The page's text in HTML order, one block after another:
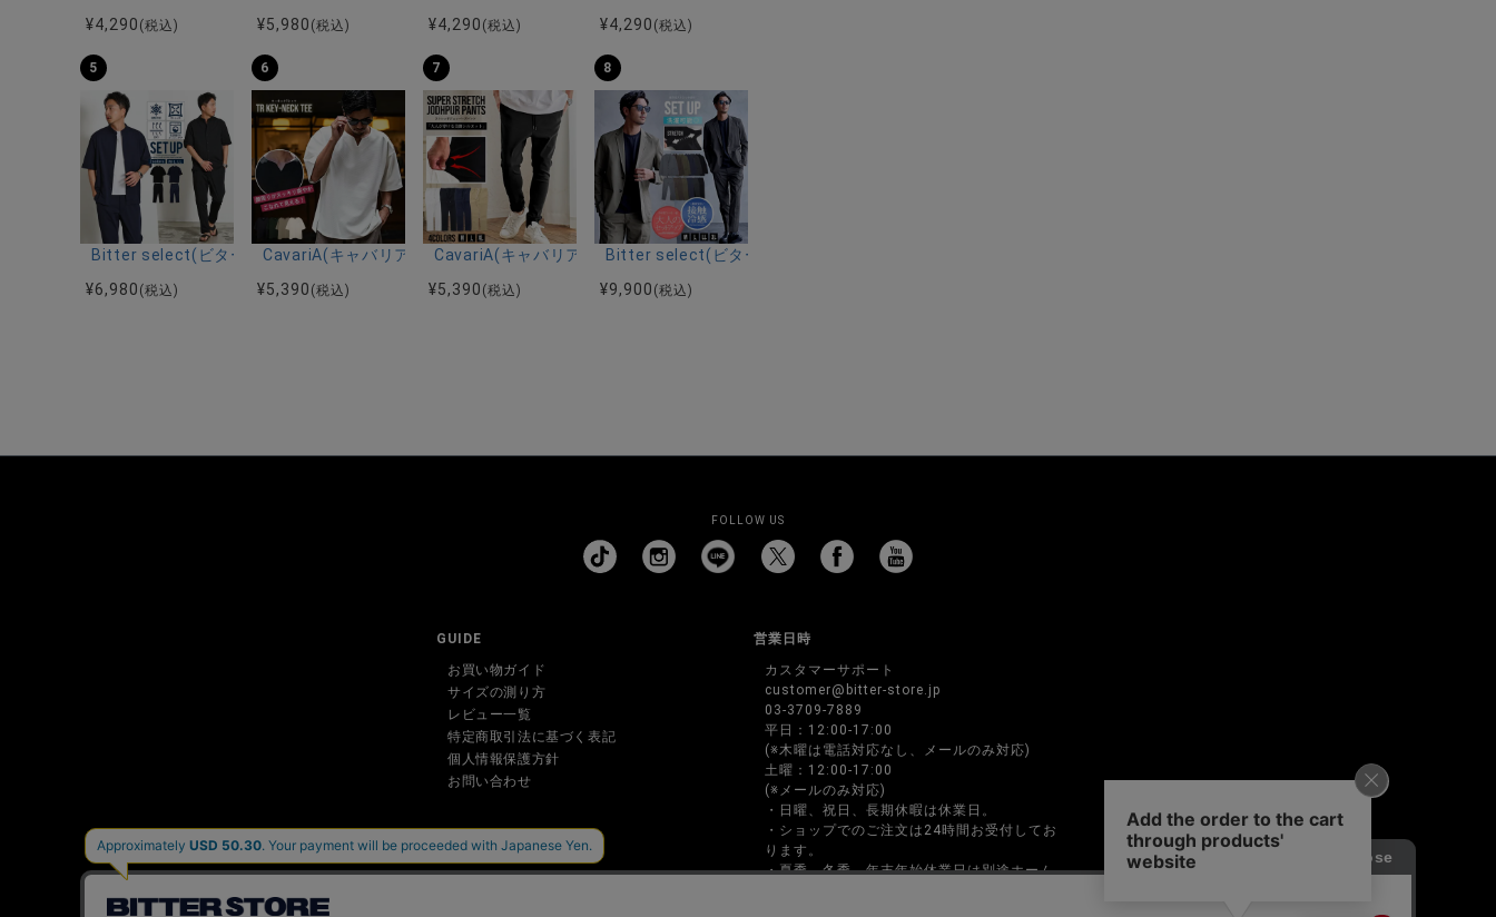
¥4,290 (税込)
¥5,980 (税込)
¥4,290 (税込)
¥4,290 (税込)
5
Bitter select(ビターセレクト)接触冷感スーパーストレッチバンドカラー半袖シャツ＆イージーパンツ/全2色
¥6,980 (税込)
6
CavariA(キャバリア)キーネック半袖Tシャツ/全4色
¥5,390 (税込)
7
CavariA(キャバリア)ストレッチジョッパーパンツ/全4色
¥5,390 (税込)
8
Bitter select(ビターセレクト)接触冷感スーパーストレッチテーラード＆スラックスパンツ セットアップ/全6色
¥9,900 (税込)
FOLLOW US
GUIDE
お買い物ガイド
サイズの測り方
レビュー一覧
特定商取引法に基づく表記
個人情報保護方針
お問い合わせ
営業日時
カスタマーサポート
customer@bitter-store.jp
03-3709-7889
平日：12:00-17:00
(※木曜は電話対応なし、メールのみ対応)
土曜：12:00-17:00
(※メールのみ対応)
・日曜、祝日、長期休暇は休業日。
・ショップでのご注文は24時間お受付してお
ります。
・夏季、冬季、年末年始休業日は別途ホーム